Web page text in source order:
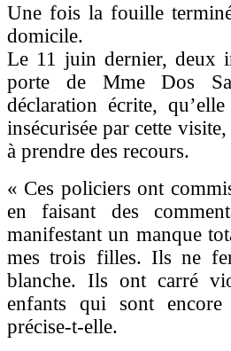
Une fois la fouille
domicile.
Le 11 juin dernier, deux
porte de Mme Dos
déclaration écrite,
insécurisée par cette
à prendre des recours.
« Ces policiers ont
en faisant des
manifestant un manque
mes trois filles. Ils ne
blanche. Ils ont carré
enfants qui sont
précise-t-elle.